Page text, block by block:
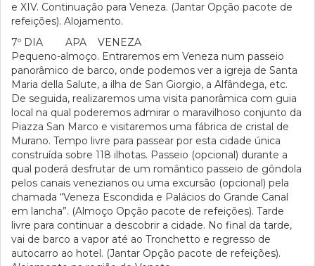
e XIV. Continuação para Veneza. (Jantar Opção pacote de
refeições). Alojamento.
7º DIA APA VENEZA
Pequeno-almoço. Entraremos em Veneza num passeio
panorâmico de barco, onde podemos ver a igreja de Santa
Maria della Salute, a ilha de San Giorgio, a Alfândega, etc.
De seguida, realizaremos uma visita panorâmica com guia
local na qual poderemos admirar o maravilhoso conjunto da
Piazza San Marco e visitaremos uma fábrica de cristal de
Murano. Tempo livre para passear por esta cidade única
construída sobre 118 ilhotas. Passeio (opcional) durante a
qual poderá desfrutar de um romântico passeio de gôndola
pelos canais venezianos ou uma excursão (opcional) pela
chamada “Veneza Escondida e Palácios do Grande Canal
em lancha”. (Almoço Opção pacote de refeições). Tarde
livre para continuar a descobrir a cidade. No final da tarde,
vai de barco a vapor até ao Tronchetto e regresso de
autocarro ao hotel. (Jantar Opção pacote de refeições).